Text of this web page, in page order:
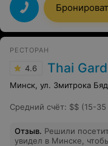
РЕСТОРАН
4.6 Thai
Минск, ул. Змитрока
Средний счёт: $$ (15-35
Отзыв. Решили
увидел в Минске,